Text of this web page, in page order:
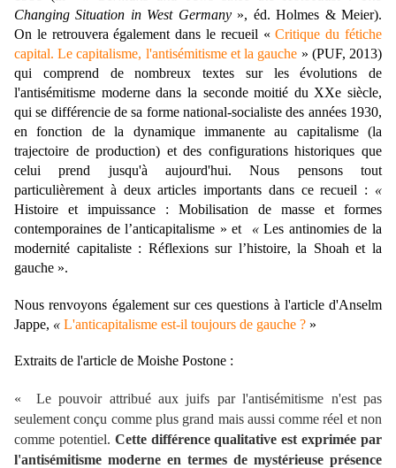
Changing Situation in West Germany», éd. Holmes & Meier).
On le retrouvera également dans le recueil «Critique du fétiche
capital. Le capitalisme, l'antisémitisme et la gauche » (PUF, 2013)
qui comprend de nombreux textes sur les évolutions de
l'antisémitisme moderne dans la seconde moitié du XXe siècle,
qui se différencie de sa forme national-socialiste des années 1930,
en fonction de la dynamique immanente au capitalisme (la
trajectoire de production) et des configurations historiques que
celui prend jusqu'à aujourd'hui. Nous pensons tout
particulièrement à deux articles importants dans ce recueil : «
Histoire et impuissance : Mobilisation de masse et formes
contemporaines de l’anticapitalisme » et «Les antinomies de la
modernité capitaliste : Réflexions sur l’histoire, la Shoah et la
gauche ».
Nous renvoyons également sur ces questions à l'article d'Anselm
Jappe, « L'anticapitalisme est-il toujours de gauche ? »
Extraits de l'article de Moishe Postone :
«
Le pouvoir attribué aux juifs par l'antisémitisme n'est pas
seulement conçu comme plus grand mais aussi comme réel et non
comme potentiel. Cette différence qualitative est exprimée par
l'antisémitisme moderne en termes de mystérieuse présence